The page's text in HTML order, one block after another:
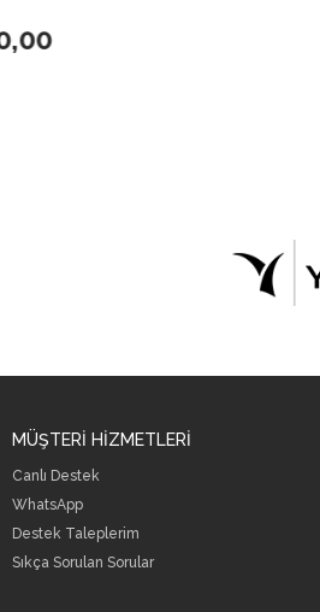
MÜŞTERİ HİZMETLERİ
Canlı Destek
WhatsApp
Destek Taleplerim
Sıkça Sorulan Sorular